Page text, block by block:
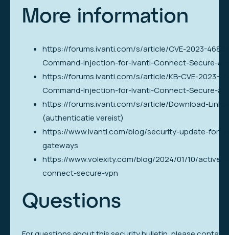
More information
https://forums.ivanti.com/s/article/CVE-2023-
Command-Injection-for-Ivanti-Connect-Secure-
https://forums.ivanti.com/s/article/KB-CVE-2023-
Command-Injection-for-Ivanti-Connect-Secure-
https://forums.ivanti.com/s/article/Download-
(authenticatie vereist)
https://www.ivanti.com/blog/security-update-for-
gateways
https://www.volexity.com/blog/2024/01/10/
connect-secure-vpn
Questions